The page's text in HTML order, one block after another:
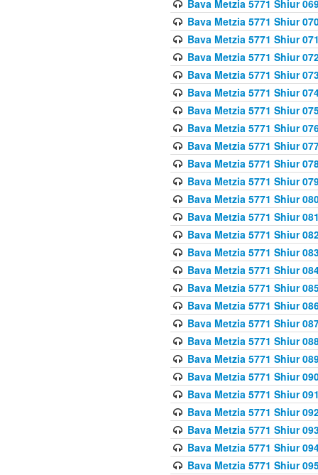
Bava Metzia 5771 Shiur
Bava Metzia 5771 Shiur
Bava Metzia 5771 Shiur
Bava Metzia 5771 Shiur
Bava Metzia 5771 Shiur
Bava Metzia 5771 Shiur
Bava Metzia 5771 Shiur
Bava Metzia 5771 Shiur
Bava Metzia 5771 Shiur
Bava Metzia 5771 Shiur
Bava Metzia 5771 Shiur
Bava Metzia 5771 Shiur
Bava Metzia 5771 Shiur
Bava Metzia 5771 Shiur
Bava Metzia 5771 Shiur
Bava Metzia 5771 Shiur
Bava Metzia 5771 Shiur
Bava Metzia 5771 Shiur
Bava Metzia 5771 Shiur
Bava Metzia 5771 Shiur
Bava Metzia 5771 Shiur
Bava Metzia 5771 Shiur
Bava Metzia 5771 Shiur
Bava Metzia 5771 Shiur
Bava Metzia 5771 Shiur
Bava Metzia 5771 Shiur
Bava Metzia 5771 Shiur